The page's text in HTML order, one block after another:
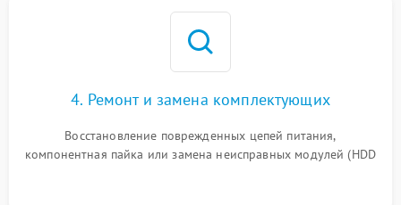
4. Ремонт и замена комплектующих
Восстановление поврежденных цепей питания,
компонентная пайка или замена неисправных модулей (HDD